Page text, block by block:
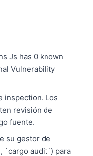
Js has 0 known
Vulnerability
inspection. Los
revisión de
fuente.
su gestor de
`cargo audit`) para